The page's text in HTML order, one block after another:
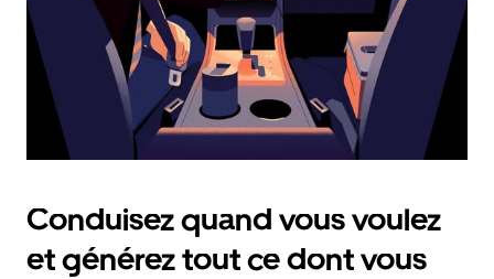
pour
fermer
le
calendrier.
Conduisez quand vous voulez
et générez tout ce dont vous